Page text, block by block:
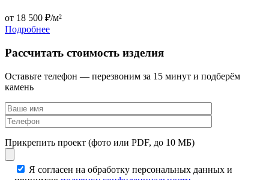
от 18 500 ₽/м²
Подробнее
Рассчитать стоимость изделия
Оставьте телефон — перезвоним за 15 минут и подберём
камень
Прикрепить проект (фото или PDF, до 10 МБ)
Я согласен на обработку персональных данных и